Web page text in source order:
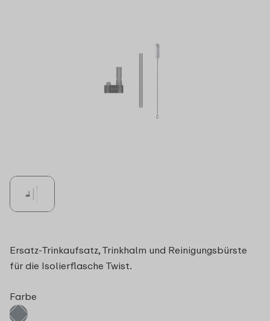
Ersatz-Trinkaufsatz, Trinkhalm und Reinigungsbürste
für die Isolierflasche Twist.
Farbe